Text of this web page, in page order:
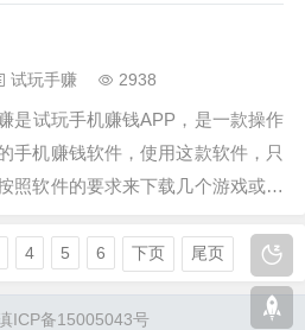
的手游等你来体验，玩上几局斗地
连连看即可获得丰厚赏金回报，单
1-50元不等，空闲时间、无聊时间
玩一玩来赚钱，简单又不失乐
试玩手赚 2938
是试玩手机赚钱APP，是一款操作
手机赚钱软件，使用这款软件，只
照软件的要求来下载几个游戏或者
一起来赚，那么你赚的钱也将会更
！觉得这款软件还不错的小伙伴快来
！…
4 5 6 下页 尾页
ICP备15005043号